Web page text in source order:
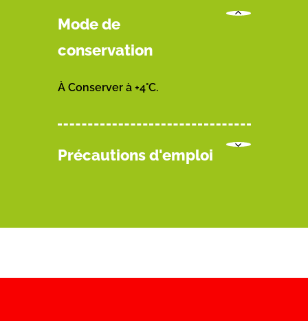
Mode de
conservation
À Conserver à +4°C.
Précautions d'emploi